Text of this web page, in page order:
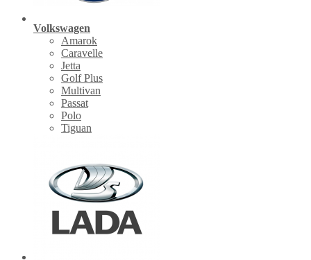
Volkswagen
Amarok
Caravelle
Jetta
Golf Plus
Multivan
Passat
Polo
Tiguan